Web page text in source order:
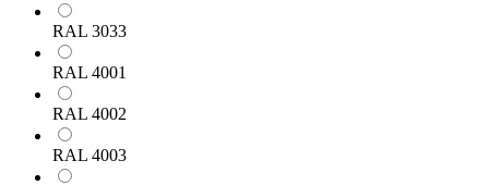
RAL 3033
RAL 4001
RAL 4002
RAL 4003